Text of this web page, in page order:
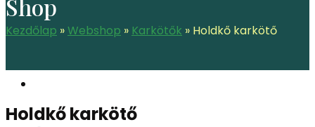
Shop
Kezdőlap »Webshop » Karkötők » Holdkő karkötő
Holdkő karkötő